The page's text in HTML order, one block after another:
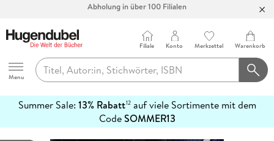
Bücher versandkostenfrei*
100 Tage Rückgaberecht***
Abholung in über 100 Filialen
Hugendubel
Menu
Filiale Konto Merkzettel Warenkorb
Summer Sale: 13% Rabatt12auf viele Sortimente mit dem
CodeSOMMER13
erfahren